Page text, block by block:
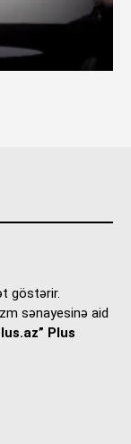
göstərir.
sənayesinə aid
Plus